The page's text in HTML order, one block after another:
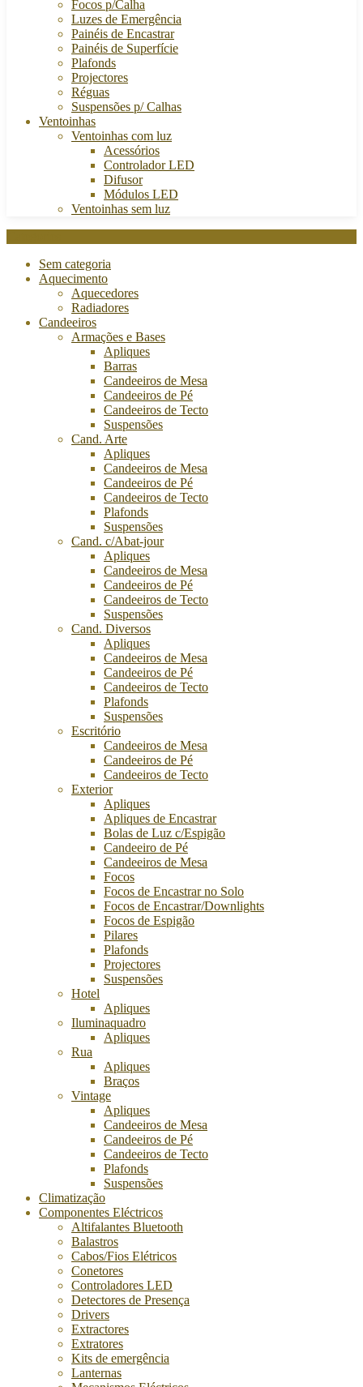
Focos p/Calha
Luzes de Emergência
Painéis de Encastrar
Painéis de Superfície
Plafonds
Projectores
Réguas
Suspensões p/ Calhas
Ventoinhas
Ventoinhas com luz
Acessórios
Controlador LED
Difusor
Módulos LED
Ventoinhas sem luz
Sem categoria
Aquecimento
Aquecedores
Radiadores
Candeeiros
Armações e Bases
Apliques
Barras
Candeeiros de Mesa
Candeeiros de Pé
Candeeiros de Tecto
Suspensões
Cand. Arte
Apliques
Candeeiros de Mesa
Candeeiros de Pé
Candeeiros de Tecto
Plafonds
Suspensões
Cand. c/Abat-jour
Apliques
Candeeiros de Mesa
Candeeiros de Pé
Candeeiros de Tecto
Suspensões
Cand. Diversos
Apliques
Candeeiros de Mesa
Candeeiros de Pé
Candeeiros de Tecto
Plafonds
Suspensões
Escritório
Candeeiros de Mesa
Candeeiros de Pé
Candeeiros de Tecto
Exterior
Apliques
Apliques de Encastrar
Bolas de Luz c/Espigão
Candeeiro de Pé
Candeeiros de Mesa
Focos
Focos de Encastrar no Solo
Focos de Encastrar/Downlights
Focos de Espigão
Pilares
Plafonds
Projectores
Suspensões
Hotel
Apliques
Iluminaquadro
Apliques
Rua
Apliques
Braços
Vintage
Apliques
Candeeiros de Mesa
Candeeiros de Pé
Candeeiros de Tecto
Plafonds
Suspensões
Climatização
Componentes Eléctricos
Altifalantes Bluetooth
Balastros
Cabos/Fios Elétricos
Conetores
Controladores LED
Detectores de Presença
Drivers
Extractores
Extratores
Kits de emergência
Lanternas